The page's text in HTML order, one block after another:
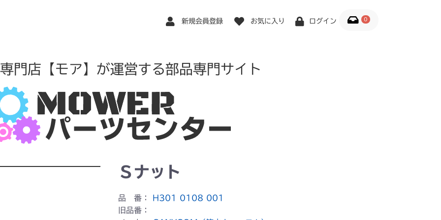
新規会員登録 お気に入り ログイン 0
門店【モア】が運営する部品専門サイト
Ｓナット
品 番：
H301 0108 001
旧品番：